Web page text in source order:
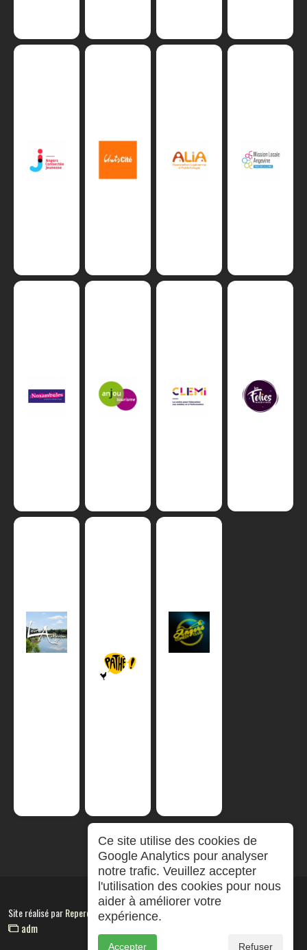
Site réalisé parRepereCom
adm
Ce site utilise des cookies de
Google Analytics pour analyser
notre trafic. Veuillez accepter
l'utilisation des cookies pour nous
aider à améliorer votre
expérience.
Accepter Refuser